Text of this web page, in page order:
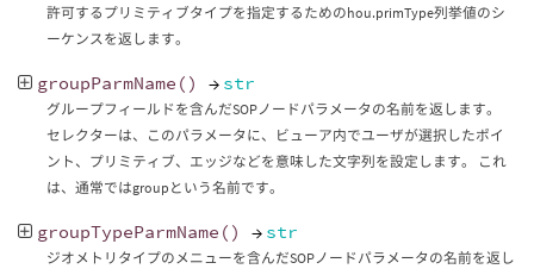
許可するプリミティブタイプを指定するためのhou.primType列挙値のシ
ーケンスを返します。
groupParmName () → str
グループフィールドを含んだSOPノードパラメータの名前を返します。
セレクターは、このパラメータに、ビューア内でユーザが選択したポイ
ント、プリミティブ、エッジなどを意味した文字列を設定します。 これ
は、通常ではgroupという名前です。
groupTypeParmName () → str
ジオメトリタイプのメニューを含んだSOPノードパラメータの名前を返し